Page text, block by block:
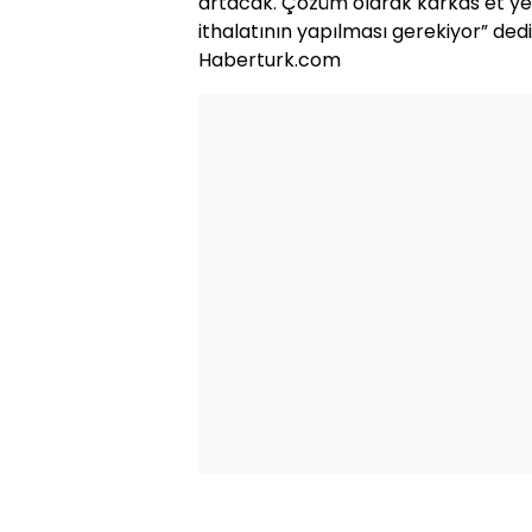
ithalatının yapılması gerekiyor”
Haberturk.com